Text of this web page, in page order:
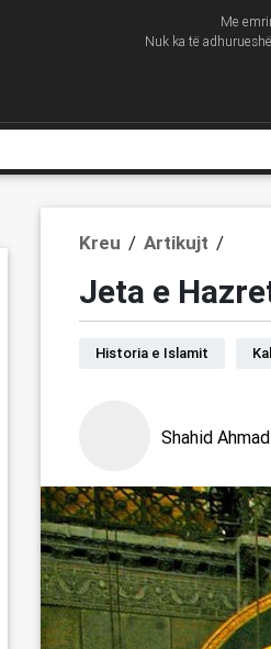
Me
Nuk ka të
Kreu / Artikujt /
Jeta e
Historia e Islamit
Shahid